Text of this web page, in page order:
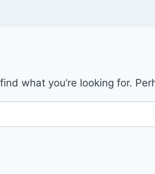
what you’re looking for.